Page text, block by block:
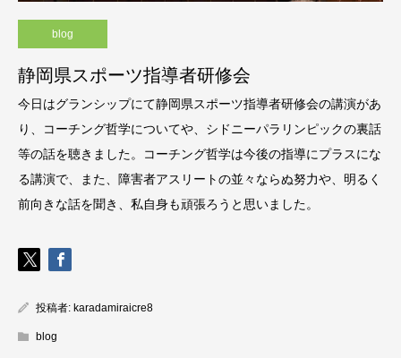
blog
静岡県スポーツ指導者研修会
今日はグランシップにて静岡県スポーツ指導者研修会の講演があ
り、コーチング哲学についてや、シドニーパラリンピックの裏話
等の話を聴きました。コーチング哲学は今後の指導にプラスにな
る講演で、また、障害者アスリートの並々ならぬ努力や、明るく
前向きな話を聞き、私自身も頑張ろうと思いました。
投稿者: karadamiraicre8
blog